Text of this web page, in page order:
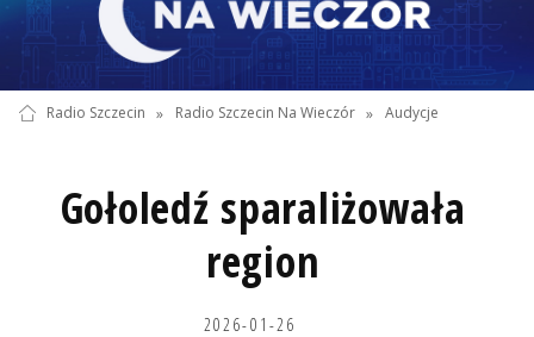
Radio Szczecin » Radio Szczecin Na Wieczór » Audycje
Gołoledź sparaliżowała
region
2026-01-26